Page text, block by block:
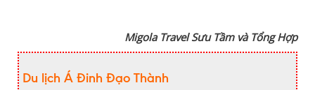
Migola Travel Sưu Tầm và Tổng Hợp
Du lịch Á Đinh Đạo Thành